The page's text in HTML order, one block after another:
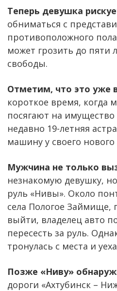
Теперь девушка
обниматься с
противоположного
может грозить до пяти
свободы.
Отметим, что это уже
короткое время, когда
посягают на
недавно 19-летняя
машину у своего нового
Мужчина не только
незнакомую девушку,
руль «Нивы». Около
села Пологое Займище,
выйти, владелец авто
пересесть за руль.
тронулась с места и
Позже «Ниву»
дороги «Ахтубинск –